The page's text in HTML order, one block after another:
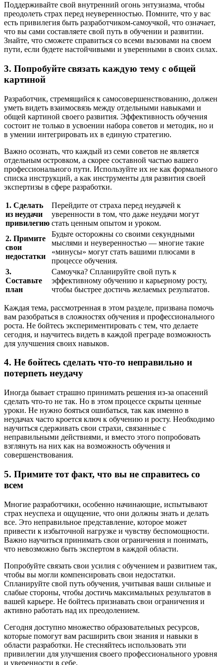
Поддерживайте свой внутренний огонь энтузиазма, чтобы
преодолеть страх перед неуверенностью. Помните, что у вас
есть привилегия быть разработчиком-самоучкой, что означает,
что вы сами составляете свой путь в обучении и развитии.
Знайте, что сможете справиться со всеми вызовами на своем
пути, если будете настойчивыми и уверенными в своих силах.
3. Попробуйте связать каждую тему с общей
картиной
Разработчик, стремящийся к самосовершенствованию, должен
уметь видеть взаимосвязь между отдельными навыками и
общей картиной своего развития. Эффективность обучения
состоит не только в усвоении набора советов и методик, но и
в умении интегрировать их в единую стратегию.
Важно осознать, что каждый из семи советов не является
отдельным островком, а скорее составной частью вашего
профессионального пути. Используйте их не как формального
списка инструкций, а как инструменты для развития своей
экспертизы в сфере разработки.
1. Сделать
из неудачи
привилегию
Перейдите от страха перед неудачей к
уверенности в том, что даже неудачи могут
стать ценным опытом и уроком.
2. Примите
свои
недостатки
Будьте осторожны со своими секундными
мыслями и неуверенностью — многие такие
«минусы» могут стать вашими плюсами в
процессе обучения.
3.
Составьте
план
Самоучка? Спланируйте свой путь к
эффективному обучению и карьерному росту,
чтобы быстрее достичь желаемых результатов.
Каждая тема, рассмотренная в этом разделе, призвана помочь
вам разобраться в сложностях обучения и профессионального
роста. Не бойтесь экспериментировать с тем, что делаете
сегодня, и научитесь видеть в каждой преграде возможность
для улучшения своих навыков.
4. Не бойтесь сделать что-то неправильно и
потерпеть неудачу
Иногда бывает страшно принимать решения из-за опасений
сделать что-то не так. Но в этом процессе скрыты ценные
уроки. Не нужно бояться ошибаться, так как именно в
неудачах часто кроется ключ к обучению и росту. Необходимо
научиться сдерживать свои страхи, связанные с
неправильными действиями, и вместо этого попробовать
взглянуть на них как на возможность обучения и
совершенствования.
5. Примите тот факт, что вы не справитесь со
всем
Многие разработчики, особенно начинающие, испытывают
страх неуспеха и ощущение, что они должны знать и делать
все. Это неправильное представление, которое может
привести к избыточной нагрузке и чувству беспомощности.
Важно научиться принимать свои ограничения и понимать,
что невозможно быть экспертом в каждой области.
Попробуйте связать свои усилия с обучением и развитием так,
чтобы вы могли компенсировать свои недостатки.
Спланируйте свой путь обучения, учитывая ваши сильные и
слабые стороны, чтобы достичь максимальных результатов в
вашей карьере. Не бойтесь признавать свои ограничения и
активно работать над их преодолением.
Сегодня доступно множество образовательных ресурсов,
которые помогут вам расширить свои знания и навыки в
области разработки. Не стесняйтесь использовать эти
привилегии для улучшения своего профессионального уровня
и уверенности в себе.